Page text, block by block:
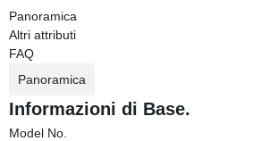
Panoramica
Altri attributi
FAQ
Panoramica
Informazioni di Base.
Model No.